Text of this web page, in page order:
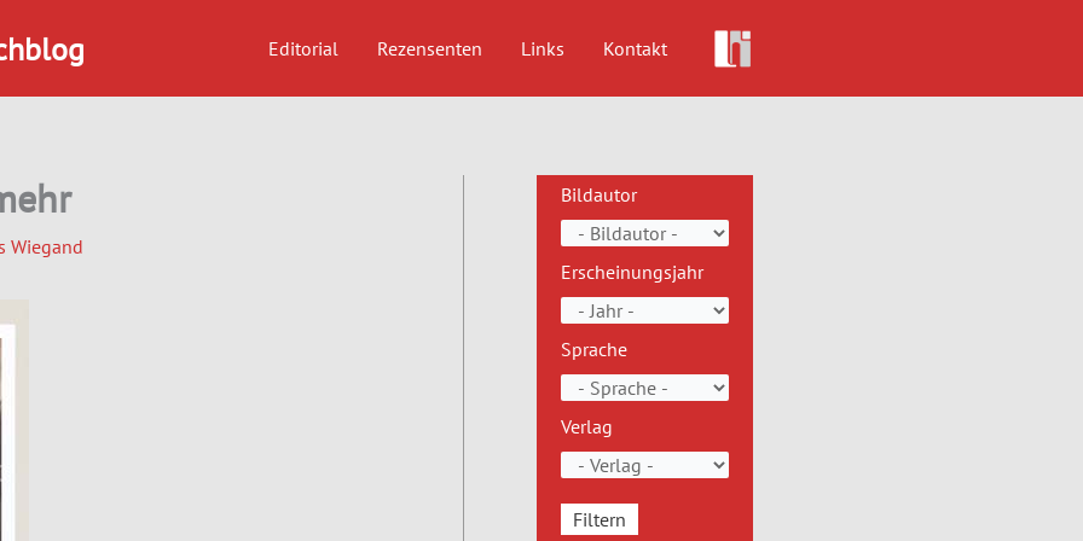
Editorial Rezensenten Links Kontakt
Wiegand
Bildautor
Erscheinungsjahr
Sprache
Verlag